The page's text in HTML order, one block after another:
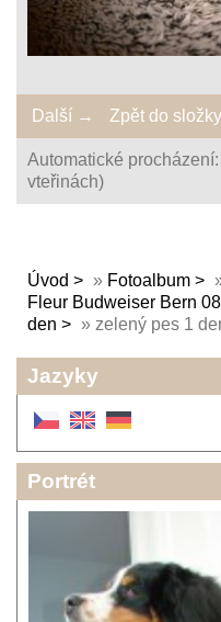
Další → Zpět do složky
Automatické procházení:
vteřinách)
Úvod » Fotoalbum
Fleur Budweiser Bern
den
» zelený pes 1
Jazyky
Portrét